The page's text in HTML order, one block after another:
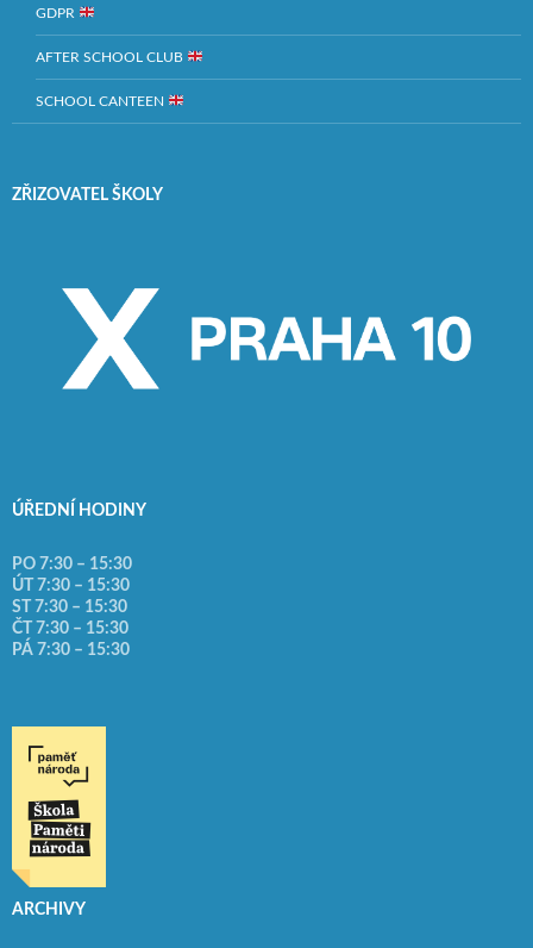
GDPR
AFTER SCHOOL CLUB
SCHOOL CANTEEN
ZŘIZOVATEL ŠKOLY
ÚŘEDNÍ HODINY
PO 7:30 – 15:30
ÚT 7:30 – 15:30
ST 7:30 – 15:30
ČT 7:30 – 15:30
PÁ 7:30 – 15:30
ARCHIVY